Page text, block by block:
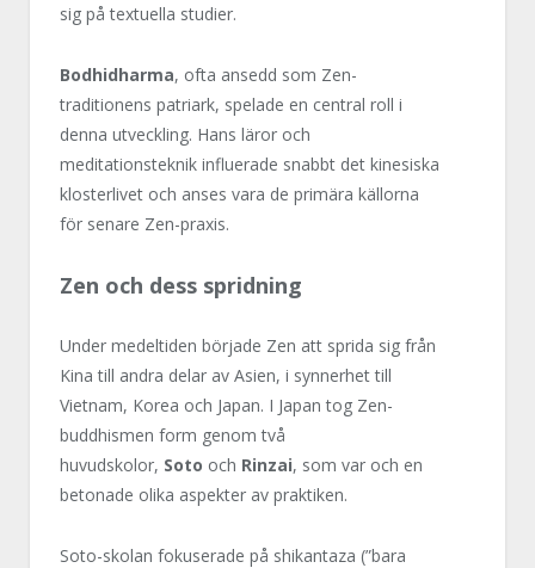
sig på textuella studier.
Bodhidharma, ofta ansedd som Zen-
traditionens patriark, spelade en central roll i
denna utveckling. Hans läror och
meditationsteknik influerade snabbt det kinesiska
klosterlivet och anses vara de primära källorna
för senare Zen-praxis.
Zen och dess spridning
Under medeltiden började Zen att sprida sig från
Kina till andra delar av Asien, i synnerhet till
Vietnam, Korea och Japan. I Japan tog Zen-
buddhismen form genom två
huvudskolor, Soto och Rinzai, som var och en
betonade olika aspekter av praktiken.
Soto-skolan fokuserade på shikantaza (”bara